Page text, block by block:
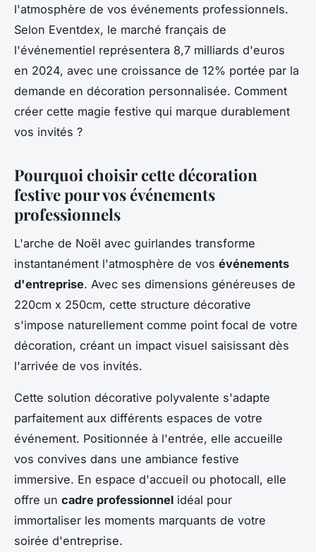
l'atmosphère de vos événements professionnels.
Selon Eventdex, le marché français de
l'événementiel représentera 8,7 milliards d'euros
en 2024, avec une croissance de 12% portée par la
demande en décoration personnalisée. Comment
créer cette magie festive qui marque durablement
vos invités ?
Pourquoi choisir cette décoration
festive pour vos événements
professionnels
L'arche de Noël avec guirlandes transforme
instantanément l'atmosphère de vos événements
d'entreprise. Avec ses dimensions généreuses de
220cm x 250cm, cette structure décorative
s'impose naturellement comme point focal de votre
décoration, créant un impact visuel saisissant dès
l'arrivée de vos invités.
Cette solution décorative polyvalente s'adapte
parfaitement aux différents espaces de votre
événement. Positionnée à l'entrée, elle accueille
vos convives dans une ambiance festive
immersive. En espace d'accueil ou photocall, elle
offre un cadre professionnel idéal pour
immortaliser les moments marquants de votre
soirée d'entreprise.